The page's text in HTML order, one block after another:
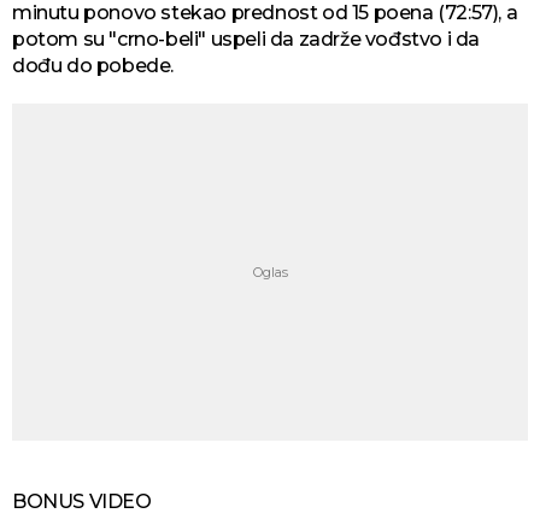
minutu ponovo stekao prednost od 15 poena (72:57), a
potom su "crno-beli" uspeli da zadrže vođstvo i da
dođu do pobede.
BONUS VIDEO